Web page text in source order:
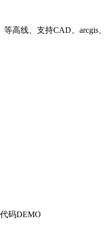
高线、支持CAD、
码DEMO